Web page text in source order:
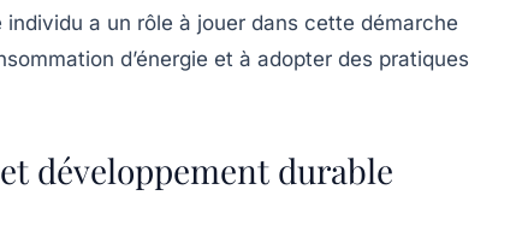
individu a un rôle à jouer dans cette démarche
d’énergie et à adopter des pratiques
développement durable